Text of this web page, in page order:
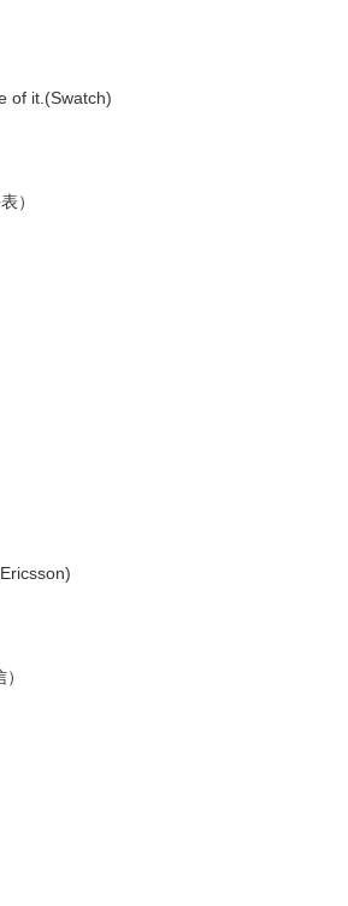
of it.(Swatch)
）